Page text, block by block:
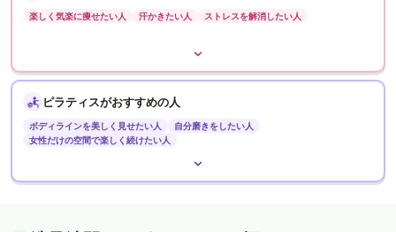
楽しく気楽に痩せたい人 汗かきたい人 ストレスを解消したい人
ピラティスがおすすめの人
ボディラインを美しく見せたい人
自分磨きをしたい人
女性だけの空間で楽しく続けたい人